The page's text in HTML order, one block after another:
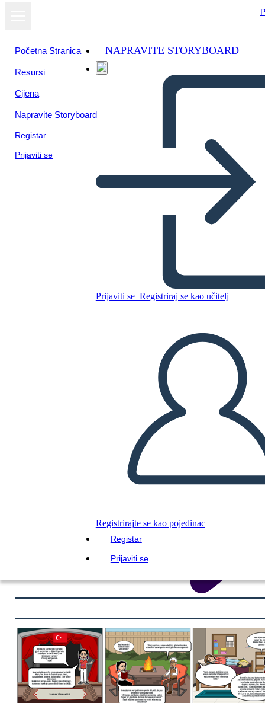
Početna Stranica
Resursi
Cijena
Napravite Storyboard
Registar
Prijaviti se
NAPRAVITE STORYBOARD
Prijaviti se Registriraj se kao učitelj
Registrirajte se kao pojedinac
Registar
Prijaviti se
Kopirajte ovaj Storyboard
REPRODUCIRAJ DIJAPROJEKCIJU
ČITAJ MI
Prikaži kao
dijaprojekciju